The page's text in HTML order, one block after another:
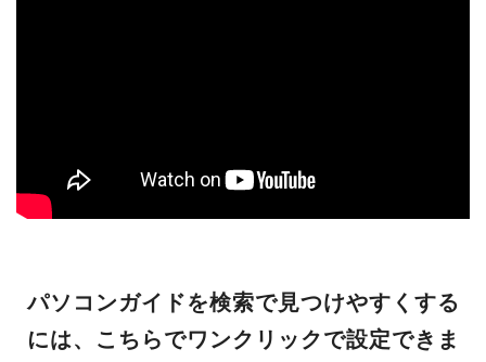
パソコンガイドを検索で見つけやすくする
には、こちらでワンクリックで設定できま